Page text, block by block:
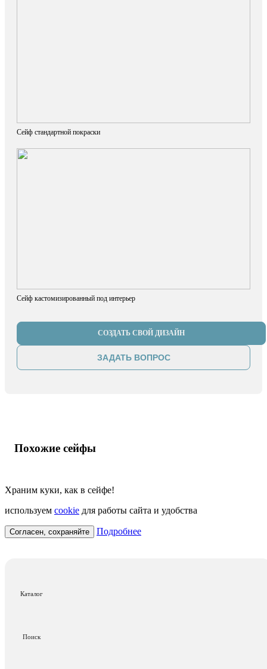
Каталог
Поиск
Сейф стандартной покраски
Сейф кастомизированный под интерьер
СОЗДАТЬ СВОЙ ДИЗАЙН
ЗАДАТЬ ВОПРОС
Похожие сейфы
Храним куки, как в сейфе!
используем cookie для работы сайта и удобства
Согласен, сохраняйте Подробнее